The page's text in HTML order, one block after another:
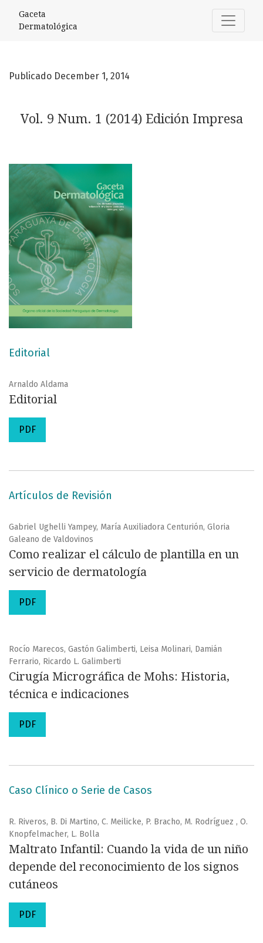
Gaceta
Dermatológica
Publicado December 1, 2014
Vol. 9 Num. 1 (2014) Edición Impresa
Editorial
Arnaldo Aldama
Editorial
PDF
Artículos de Revisión
Gabriel Ughelli Yampey, María Auxiliadora Centurión, Gloria
Galeano de Valdovinos
Como realizar el cálculo de plantilla en un
servicio de dermatología
PDF
Rocío Marecos, Gastón Galimberti, Leisa Molinari, Damián
Ferrario, Ricardo L. Galimberti
Cirugía Micrográfica de Mohs: Historia,
técnica e indicaciones
PDF
Caso Clínico o Serie de Casos
R. Riveros, B. Di Martino, C. Meilicke, P. Bracho, M. Rodríguez , O.
Knopfelmacher, L. Bolla
Maltrato Infantil: Cuando la vida de un niño
depende del reconocimiento de los signos
cutáneos
PDF